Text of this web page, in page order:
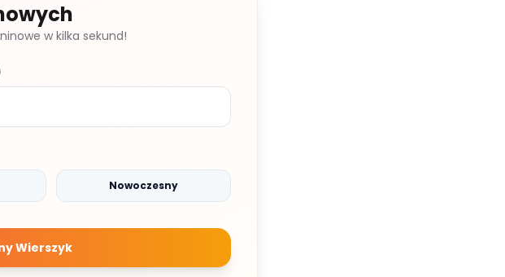
w kilka sekund!
Nowoczesny
Wierszyk